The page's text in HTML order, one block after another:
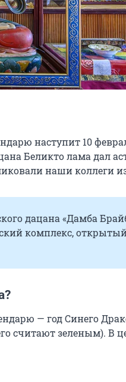
наступит 10
Беликто лама дал
наши коллеги
дацана «Дамба
комплекс, открытый
— год Синего
считают зеленым). В